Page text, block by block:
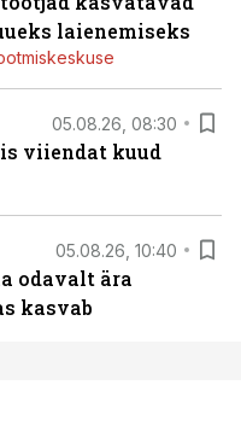
laienemiseks
05.08.26, 08:30
viiendat kuud
05.08.26, 10:40
odavalt ära
kasvab